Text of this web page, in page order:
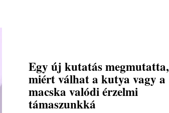
Egy új kutatás megmutatta,
miért válhat a kutya vagy a
macska valódi érzelmi
támaszunkká